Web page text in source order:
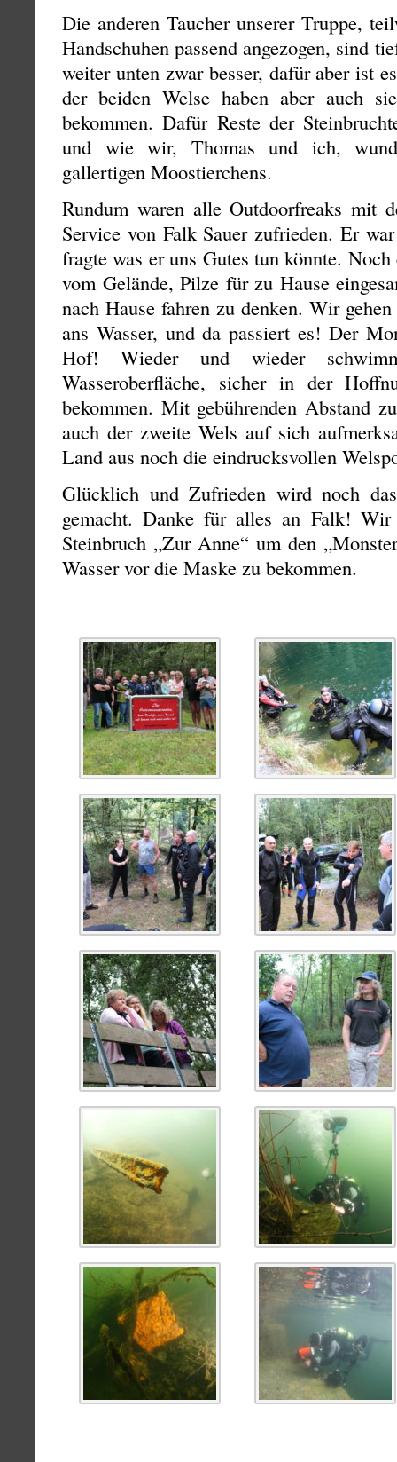
Die anderen Taucher unserer Truppe,
Handschuhen passend angezogen, sind
weiter unten zwar besser, dafür aber ist
der beiden Welse haben aber auch
bekommen. Dafür Reste der
und wie wir, Thomas und ich,
gallertigen Moostierchens.
Rundum waren alle Outdoorfreaks mit
Service von Falk Sauer zufrieden. Er
fragte was er uns Gutes tun könnte. Noch
vom Gelände, Pilze für zu Hause
nach Hause fahren zu denken. Wir
ans Wasser, und da passiert es! Der
Hof! Wieder und wieder
Wasseroberfläche, sicher in der
bekommen. Mit gebührenden Abstand
auch der zweite Wels auf sich
Land aus noch die eindrucksvollen
Glücklich und Zufrieden wird noch das
gemacht. Danke für alles an Falk!
Steinbruch „Zur Anne“ um den
Wasser vor die Maske zu bekommen.